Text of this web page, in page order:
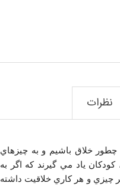
نظرات
خلاق باشيم و به چيزهاي
كودكان ياد مي گيرند كه اگر به
چيزي و هر كاري خلاقيت داشته